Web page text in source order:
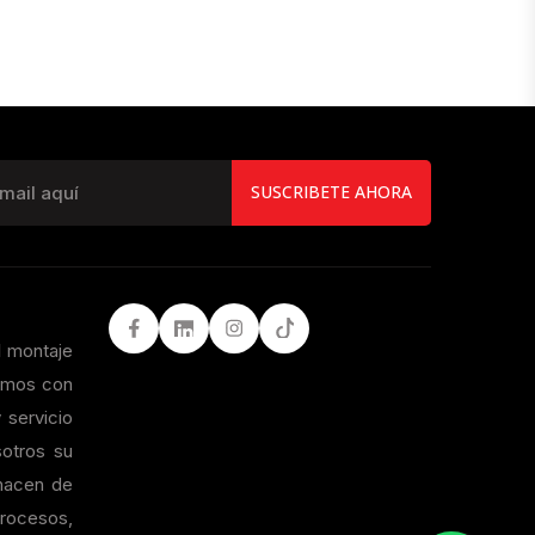
SUSCRIBETE AHORA
montaje
con
servicio
su
de
FacebookLinkedInInstagram
Tiktok